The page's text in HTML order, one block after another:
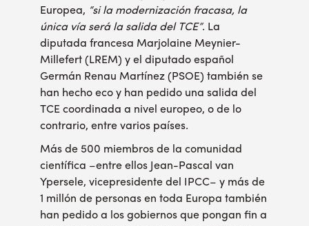
Europea, “si la modernización fracasa, la
única vía será la salida del TCE”. La
diputada francesa Marjolaine Meynier-
Millefert (LREM) y el diputado español
Germán Renau Martínez (PSOE) también se
han hecho eco y han pedido una salida del
TCE coordinada a nivel europeo, o de lo
contrario, entre varios países.
Más de 500 miembros de la comunidad
científica –entre ellos Jean-Pascal van
Ypersele, vicepresidente del IPCC– y más de
1 millón de personas en toda Europa también
han pedido a los gobiernos que pongan fin a